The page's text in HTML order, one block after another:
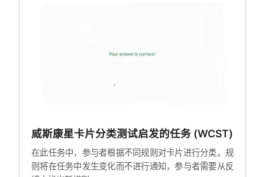
威斯康星卡片分类测试启发的任务 (WCST)
在此任务中，参与者根据不同规则对卡片进行分类。规
则将在任务中发生变化而不进行通知，参与者需要从反